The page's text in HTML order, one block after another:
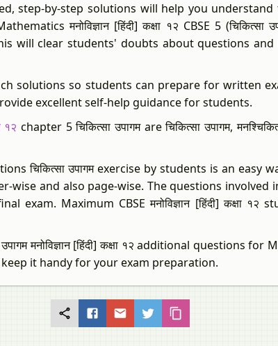
step-by-step solutions will help you
मनोविज्ञान [हिंदी] कक्षा १२ CBSE 5
will clear students' doubts about questions
solutions so students can prepare for written
excellent self-help guidance for students.
१२ chapter 5 चिकित्सा उपागम are चिकित्सा उपागम,
चिकित्सा उपागम exercise by students is an
and also page-wise. The questions involved
Maximum CBSE मनोविज्ञान [हिंदी] कक्षा १२
मनोविज्ञान [हिंदी] कक्षा १२ additional questions for
keep it handy for your exam preparation.